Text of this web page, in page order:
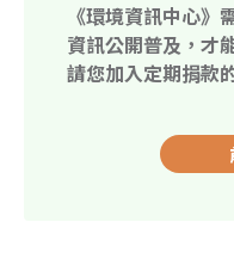
《環境資訊中心》
資訊公開普及，才
請您加入定期捐款